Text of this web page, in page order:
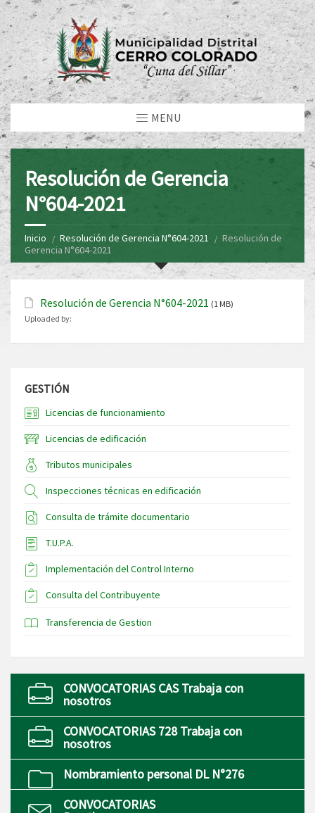
MENU
Resolución de Gerencia
N°604-2021
Inicio Resolución de Gerencia N°604-2021
Resolución de
Gerencia N°604-2021
Resolución de Gerencia N°604-2021 (1 MB)
Uploaded by:
GESTIÓN
Licencias de funcionamiento
Licencias de edificación
Tributos municipales
Inspecciones técnicas en edificación
Consulta de trámite documentario
T.U.P.A.
Implementación del Control Interno
Consulta del Contribuyente
Transferencia de Gestion
CONVOCATORIAS CAS Trabaja con
nosotros
CONVOCATORIAS 728 Trabaja con
nosotros
Nombramiento personal DL N°276
CONVOCATORIAS